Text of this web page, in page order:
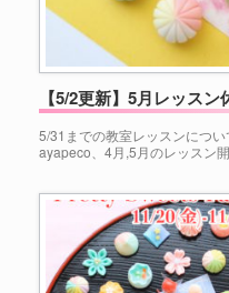
【5/2更新】5月レッス
5/31までの教室レッスンにつ
ayapeco、4月,5月のレッスン